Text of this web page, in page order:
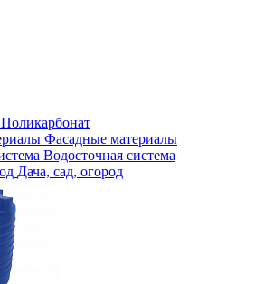
Поликарбонат
Фасадные материалы
Водосточная система
Дача, сад, огород